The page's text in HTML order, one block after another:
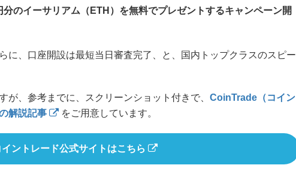
のイーサリアム（ETH）を無料でプレゼントするキャンペーン開
に、口座開設は最短当日審査完了、と、国内トップクラスのスピー
が、参考までに、スクリーンショット付きで、 CoinTrade（コイン
解説記事
をご用意しています。
イントレード公式サイトはこちら